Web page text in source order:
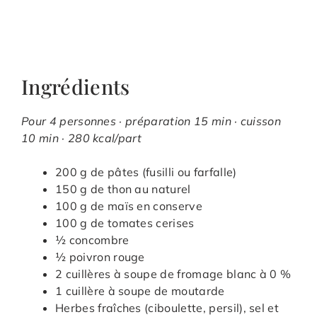
Ingrédients
Pour 4 personnes · préparation 15 min · cuisson
10 min · 280 kcal/part
200 g de pâtes (fusilli ou farfalle)
150 g de thon au naturel
100 g de maïs en conserve
100 g de tomates cerises
½ concombre
½ poivron rouge
2 cuillères à soupe de fromage blanc à 0 %
1 cuillère à soupe de moutarde
Herbes fraîches (ciboulette, persil), sel et